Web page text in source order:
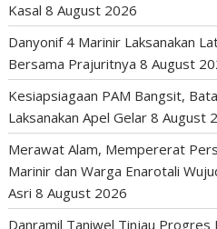
Kasal 8 August 2026
Danyonif 4 Marinir Laksanakan
Bersama Prajuritnya 8 August
Kesiapsiagaan PAM Bangsit,
Laksanakan Apel Gelar 8 August
Merawat Alam, Mempererat
Marinir dan Warga Enarotali
Asri 8 August 2026
Danramil Taniwel Tinjau Progres